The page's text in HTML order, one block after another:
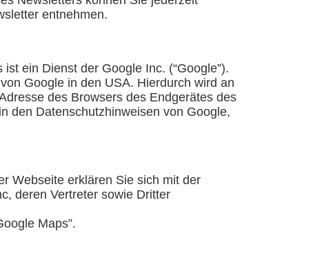
entnehmen.
ein Dienst der Google Inc. (“Google”).
Google in den USA. Hierdurch wird an
des Browsers des Endgerätes des
den Datenschutzhinweisen von Google,
Webseite erklären Sie sich mit der
deren Vertreter sowie Dritter
Maps”.